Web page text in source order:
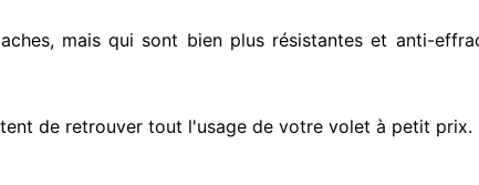
mais qui sont bien plus résistantes et anti-
de retrouver tout l'usage de votre volet à petit prix.